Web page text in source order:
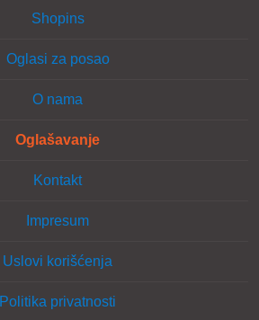
Shopins
Oglasi za posao
O nama
Oglašavanje
Kontakt
Impresum
Uslovi korišćenja
Politika privatnosti